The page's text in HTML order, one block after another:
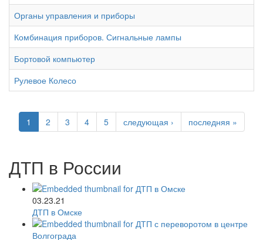
Органы управления и приборы
Комбинация приборов. Сигнальные лампы
Бортовой компьютер
Рулевое Колесо
1 2 3 4 5 следующая › последняя »
ДТП в России
03.23.21
ДТП в Омске